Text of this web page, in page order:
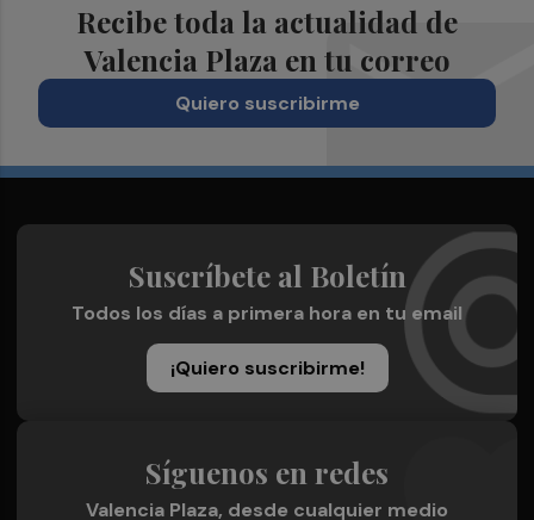
Recibe toda la actualidad de
Valencia Plaza en tu correo
Quiero suscribirme
Suscríbete al Boletín
Todos los días a primera hora en tu email
¡Quiero suscribirme!
Síguenos en redes
Valencia Plaza, desde cualquier medio